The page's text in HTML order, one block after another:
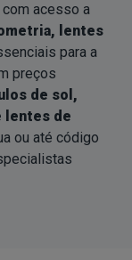
acesso a
lentes
para a
preços
de sol,
lentes de
ou até código